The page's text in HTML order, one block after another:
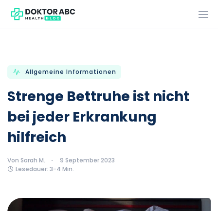
Allgemeine Informationen
Strenge Bettruhe ist nicht
bei jeder Erkrankung
hilfreich
Von Sarah M.
9 September 2023
Lesedauer: 3-4 Min.